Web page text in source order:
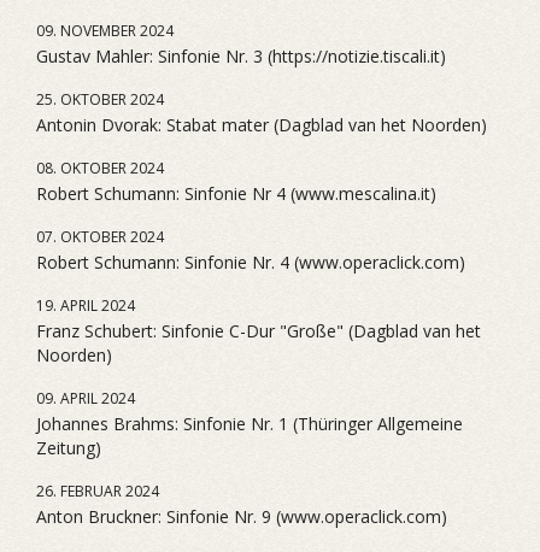
09. NOVEMBER 2024
Gustav Mahler: Sinfonie Nr. 3 (https://notizie.tiscali.it)
25. OKTOBER 2024
Antonin Dvorak: Stabat mater (Dagblad van het Noorden)
08. OKTOBER 2024
Robert Schumann: Sinfonie Nr 4 (www.mescalina.it)
07. OKTOBER 2024
Robert Schumann: Sinfonie Nr. 4 (www.operaclick.com)
19. APRIL 2024
Franz Schubert: Sinfonie C-Dur "Große" (Dagblad van het
Noorden)
09. APRIL 2024
Johannes Brahms: Sinfonie Nr. 1 (Thüringer Allgemeine
Zeitung)
26. FEBRUAR 2024
Anton Bruckner: Sinfonie Nr. 9 (www.operaclick.com)